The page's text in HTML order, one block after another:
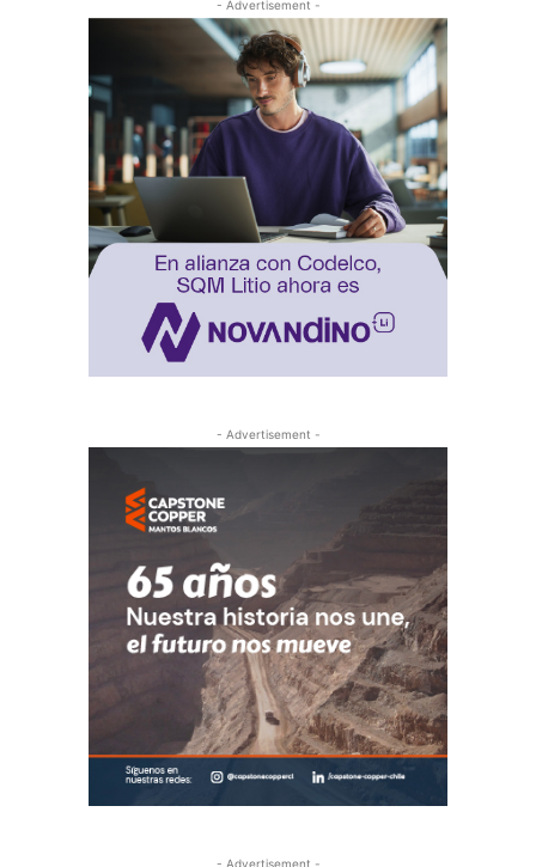
- Advertisement -
- Advertisement -
- Advertisement -